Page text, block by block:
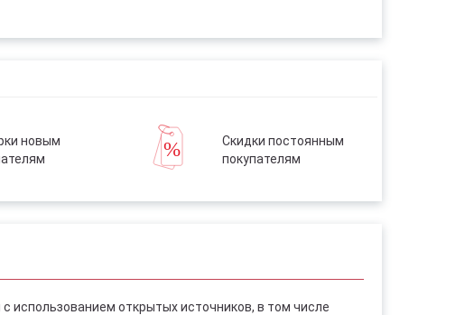
новым
Скидки постоянным
покупателям
использованием открытых источников, в том числе